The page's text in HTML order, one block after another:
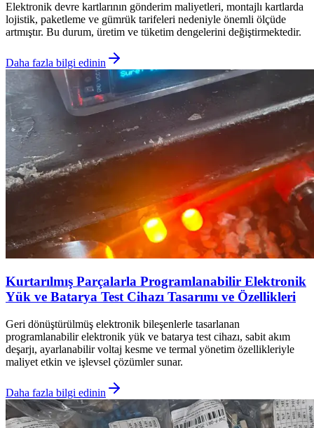
Elektronik devre kartlarının gönderim maliyetleri, montajlı kartlarda
lojistik, paketleme ve gümrük tarifeleri nedeniyle önemli ölçüde
artmıştır. Bu durum, üretim ve tüketim dengelerini değiştirmektedir.
Daha fazla bilgi edinin
Kurtarılmış Parçalarla Programlanabilir Elektronik
Yük ve Batarya Test Cihazı Tasarımı ve Özellikleri
Geri dönüştürülmüş elektronik bileşenlerle tasarlanan
programlanabilir elektronik yük ve batarya test cihazı, sabit akım
deşarjı, ayarlanabilir voltaj kesme ve termal yönetim özellikleriyle
maliyet etkin ve işlevsel çözümler sunar.
Daha fazla bilgi edinin